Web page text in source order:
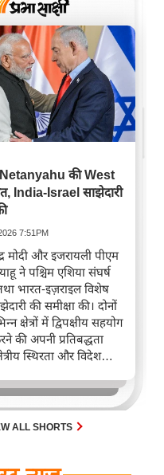
की West
India-Israel साझेदारी
7:51PM
मोदी और इजरायली पीएम
ने पश्चिम एशिया संघर्ष
भारत-इज़राइल विशेष
की समीक्षा की। दोनों
क्षेत्रों में द्विपक्षीय सहयोग
की अपनी प्रतिबद्धता
स्थिरता और विदेश
ALL SHORTS